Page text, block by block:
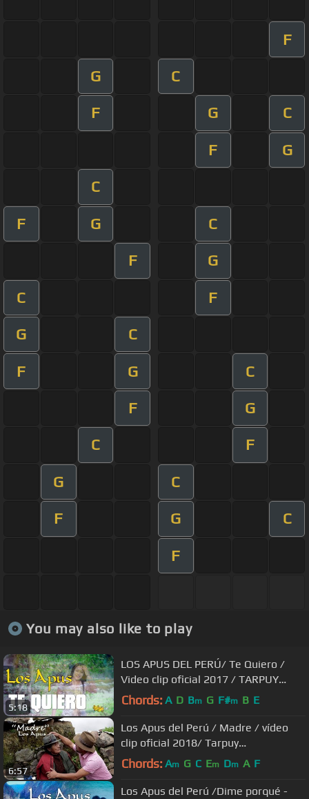
F
G C
F G C
F G
C
F G C
F G
C F
G C
F G C
F G
C F
G C
F G C
F
You may also like to play
5:18
LOS APUS DEL PERÚ/ Te Quiero /
Video clip oficial 2017 / TARPUY
PRODUCCIONES
Chords: A D Bm G F#m B E
6:57
Los Apus del Perú / Madre / vídeo
clip oficial 2018/ Tarpuy
Producciones
Chords: Am G C Em Dm A F
Los Apus del Perú /Dime porqué -